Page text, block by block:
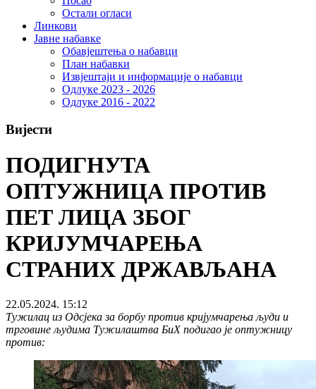
Остали огласи
Линкови
Јавне набавке
Обавјештења о набавци
План набавки
Извјештаји и информације о набавци
Одлуке 2023 - 2026
Одлуке 2016 - 2022
Вијести
ПОДИГНУТА
ОПТУЖНИЦА ПРОТИВ
ПЕТ ЛИЦА ЗБОГ
КРИЈУМЧАРЕЊА
СТРАНИХ ДРЖАВЉАНА
22.05.2024. 15:12
Тужилац из Одсјека за борбу против кријумчарења људи и
трговине људима Тужилаштва БиХ подигао је оптужницу
против: